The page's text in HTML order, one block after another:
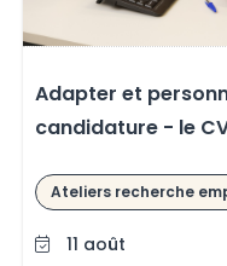
Adapter et
candidature - le
Ateliers recherche
11 août